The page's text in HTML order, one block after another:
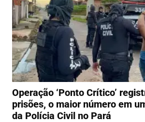
Operação ‘Ponto Crítico’
prisões, o maior número em
da Polícia Civil no Pará